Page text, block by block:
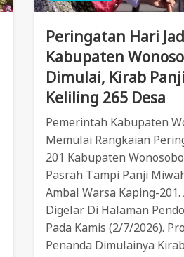
Peringatan Hari
Kabupaten
Dimulai, Kirab
Keliling 265 Desa
Pemerintah Kabupaten
Memulai Rangkaian
201 Kabupaten
Pasrah Tampi Panji
Ambal Warsa Kaping-
Digelar Di Halaman
Pada Kamis (2/7/2026).
Penanda Dimulainya